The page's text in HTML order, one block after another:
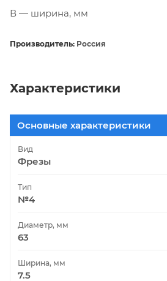
В — ширина, мм
Производитель: Россия
Характеристики
Основные характеристики
Вид
Фрезы
Тип
№4
Диаметр, мм
63
Ширина, мм
7.5